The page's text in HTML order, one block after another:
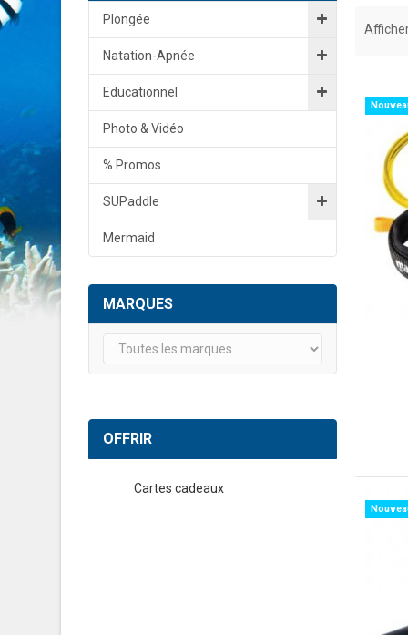
Plongée
Natation-Apnée
Educationnel
Photo & Vidéo
% Promos
SUPaddle
Mermaid
MARQUES
OFFRIR
Cartes cadeaux